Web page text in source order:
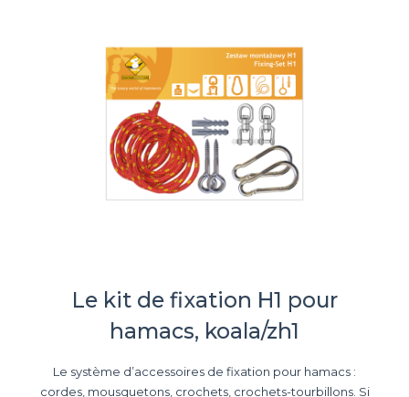
Le kit de fixation H1 pour
hamacs, koala/zh1
Le système d’accessoires de fixation pour hamacs :
cordes, mousquetons, crochets, crochets-tourbillons. Si